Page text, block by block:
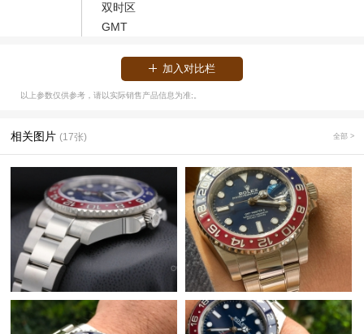
双时区
GMT
加入对比栏
以上参数仅供参考，请以实际销售产品信息为准;。
相关图片 (17张) 全部 >